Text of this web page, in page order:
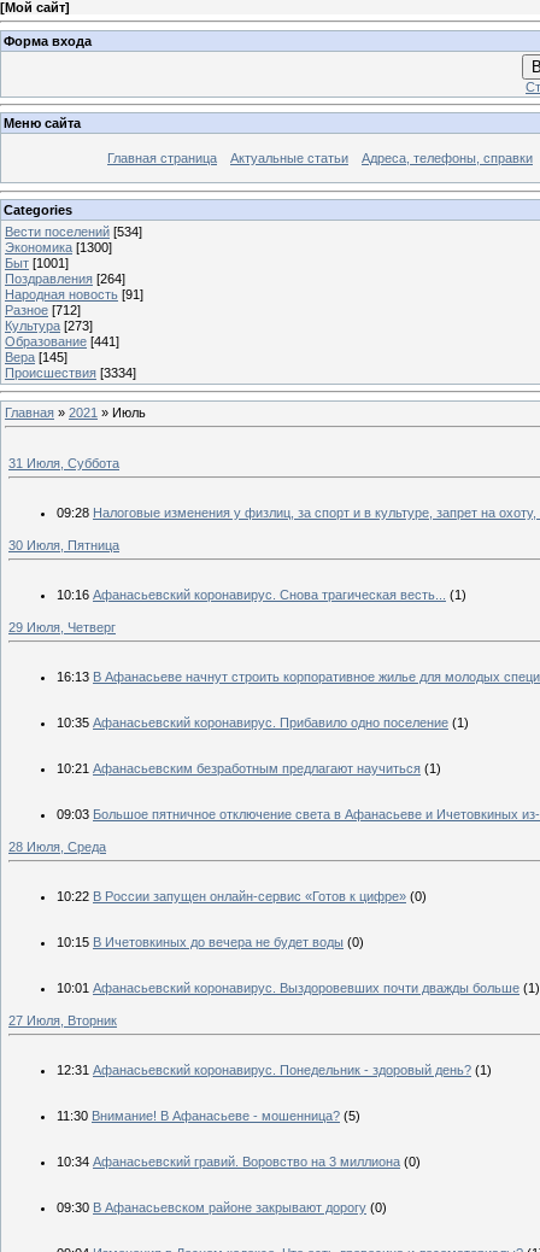
[Мой сайт]
Форма входа
Меню сайта
Главная страница Актуальные статьи Адреса, телефоны, справки
Categories
Вести поселений [534]
Экономика [1300]
Быт [1001]
Поздравления [264]
Народная новость [91]
Разное [712]
Культура [273]
Образование [441]
Вера [145]
Происшествия [3334]
Главная » 2021 » Июль
31 Июля, Суббота
09:28 Налоговые изменения у физлиц, за спорт и в культуре, запрет на
30 Июля, Пятница
10:16 Афанасьевский коронавирус. Снова трагическая весть... (1)
29 Июля, Четверг
16:13 В Афанасьеве начнут строить корпоративное жилье для молодых
10:35 Афанасьевский коронавирус. Прибавило одно поселение (1)
10:21 Афанасьевским безработным предлагают научиться (1)
09:03 Большое пятничное отключение света в Афанасьеве и Ичетовкиных
28 Июля, Среда
10:22 В России запущен онлайн-сервис «Готов к цифре» (0)
10:15 В Ичетовкиных до вечера не будет воды (0)
10:01 Афанасьевский коронавирус. Выздоровевших почти дважды больше (1)
27 Июля, Вторник
12:31 Афанасьевский коронавирус. Понедельник - здоровый день? (1)
11:30 Внимание! В Афанасьеве - мошенница? (5)
10:34 Афанасьевский гравий. Воровство на 3 миллиона (0)
09:30 В Афанасьевском районе закрывают дорогу (0)